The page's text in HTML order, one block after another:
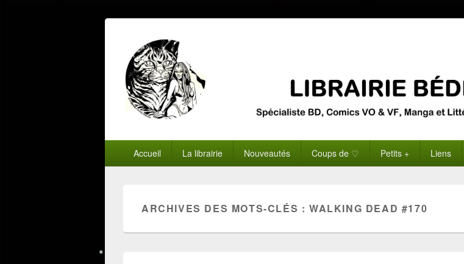
principalAccueil La librairie Nouveautés Coups de ♡ Petits + Liens
ARCHIVES DES MOTS-CLÉS :WALKING DEAD #170